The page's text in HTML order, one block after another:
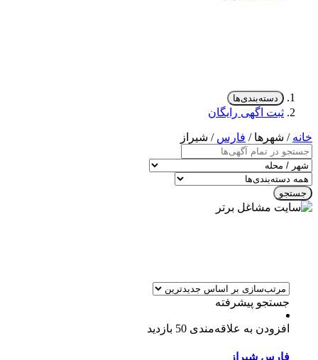
دسته‌بندی‌ها
ثبت اگهی رایگان
خانه / شهرها / فارس / شیراز
جستجو
جستجو پیشرفته
افزودن به علاقه‌مندی 50 بازدید
فارس شیراز